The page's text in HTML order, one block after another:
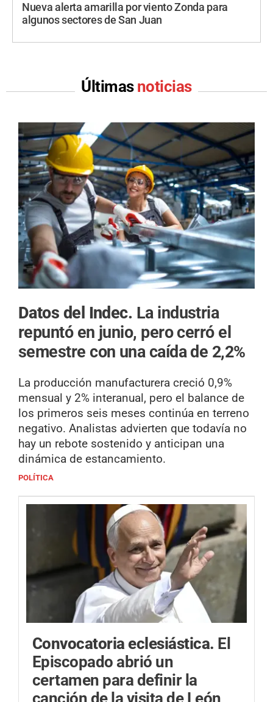
Nueva alerta amarilla por viento Zonda para
algunos sectores de San Juan
Últimas noticias
Datos del Indec. La industria
repuntó en junio, pero cerró el
semestre con una caída de 2,2%
La producción manufacturera creció 0,9%
mensual y 2% interanual, pero el balance de
los primeros seis meses continúa en terreno
negativo. Analistas advierten que todavía no
hay un rebote sostenido y anticipan una
dinámica de estancamiento.
POLÍTICA
Convocatoria eclesiástica. El
Episcopado abrió un
certamen para definir la
canción de la visita de León